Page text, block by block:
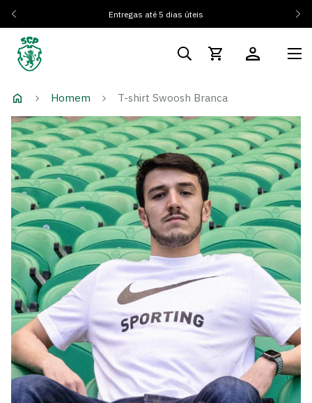
Entregas até 5 dias úteis
Homem T-shirt Swoosh Branca